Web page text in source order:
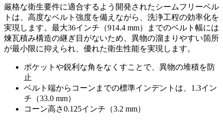
厳格な衛生要件に適合するよう開発されたシームフリーベル
トは、高度なベルト強度を備えながら、洗浄工程の効率化を
実現します。最大36インチ（914.4 mm）までのベルト幅には
煉瓦積み構造の継ぎ目がないため、異物の溜まりやすい箇所
が最小限に抑えられ、優れた衛生性能を実現します。
ポケットや鋭利な角をなくすことで、異物の堆積を防
止
ベルト端からコーンまでの標準インデントは、1.3イン
チ（33.0 mm）
コーン高さ0.125インチ（3.2 mm）